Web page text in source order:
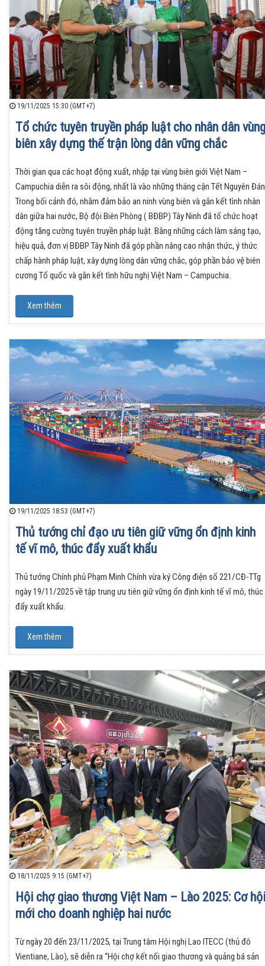
19/11/2025 15:30 (GMT+7)
Tổ chức tuyên truyền pháp luật cho nhân dân vùng
biên xây dựng thế trận lòng dân vững chắc
Thời gian qua các hoạt động xuất, nhập tại vùng biên giới Việt Nam –
Campuchia diễn ra sôi động, nhất là vào những tháng cận Tết Nguyên
Trong bối cảnh đó, nhằm đảm bảo an ninh vùng biên và gắn kết tình nhân
dân giữa hai nước, Bộ đội Biên Phòng ( BĐBP) Tây Ninh đã tổ chức hoạt
động tăng cường tuyên truyền pháp luật. Bằng những cách làm sáng tạo,
hiệu quả, đơn vị BĐBP Tây Ninh đã góp phần nâng cao nhận thức, ý thức
chấp hành pháp luật, xây dựng lòng dân vững chắc, góp phần bảo vệ biên
cương Tổ quốc và gắn kết tình hữu nghị Việt Nam – Campuchia.
Xem thêm
19/11/2025 18:53 (GMT+7)
Thủ tướng chỉ đạo ưu tiên giữ vững ổn định kinh
tế vĩ mô, thúc đẩy xuất khẩu
Thủ tướng Chính phủ Phạm Minh Chính vừa ký Công điện số 221/CĐ-TTg
ngày 19/11/2025 về tập trung ưu tiên giữ vững ổn định kinh tế vĩ mô, thúc
đẩy xuất khẩu.
Xem thêm
18/11/2025 9:15 (GMT+7)
Hội chợ giao thương Việt Nam – Lào 2025: Cơ hội
mới cho doanh nghiệp hai nước
Từ ngày 20 đến 23/11/2025, tại Trung tâm Hội nghị Lao ITECC (thủ đô
Vientiane, Lào), sẽ diễn ra “Hội chợ kết nối giao thương và quảng bá sản